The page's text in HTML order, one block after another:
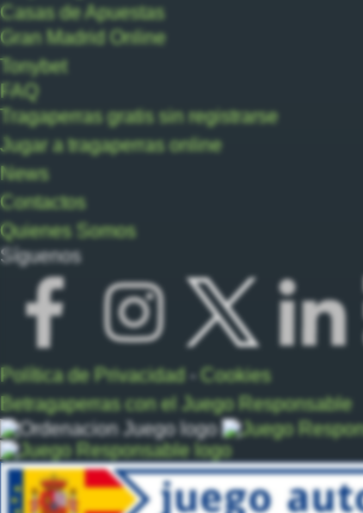
Casas de Apuestas
Gran Madrid Online
Tonybet
FAQ
Tragaperras gratis sin registrarse
Jugar a tragaperras online
News
Contactos
Quienes Somos
Síguenos
Política de Privacidad -
Cookies
Betragaperras con el Juego Responsable